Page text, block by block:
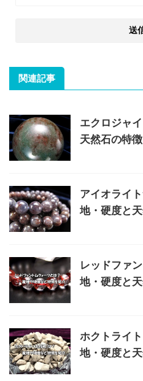
関連記事
エクロジャ
天然石の特徴
アイオライ
地・硬度と
レッドファ
地・硬度と
ホクトライ
地・硬度と